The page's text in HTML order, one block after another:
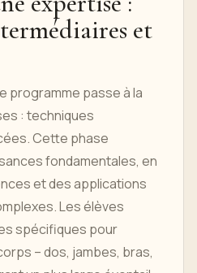
et
programme passe à la
: techniques
Cette phase
fondamentales, en
et des applications
Les élèves
spécifiques pour
– dos, jambes, bras,